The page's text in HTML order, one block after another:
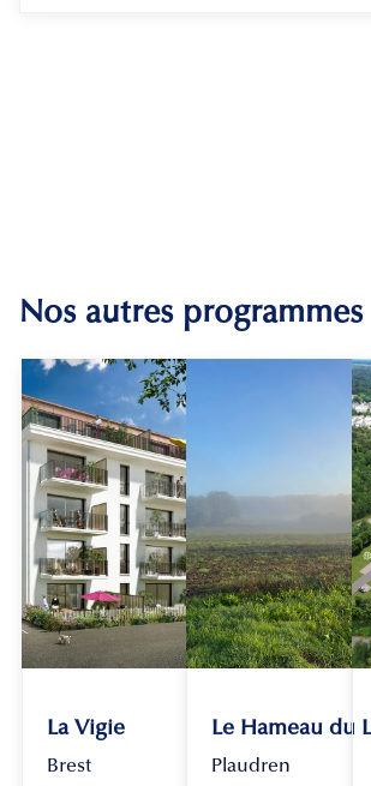
Nos autres programmes
La Vigie
Brest
Le Hameau du
Plaudren